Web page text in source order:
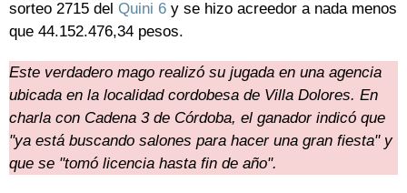
sorteo 2715 del Quini 6 y se hizo acreedor a nada menos
que 44.152.476,34 pesos.
Este verdadero mago realizó su jugada en una agencia
ubicada en la localidad cordobesa de Villa Dolores. En
charla con Cadena 3 de Córdoba, el ganador indicó que
"ya está buscando salones para hacer una gran fiesta" y
que se "tomó licencia hasta fin de año".